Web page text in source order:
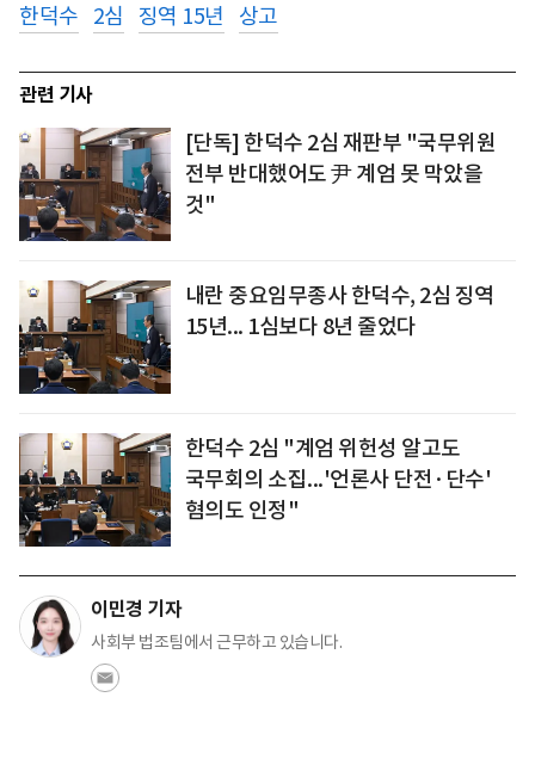
한덕수 2심 징역 15년 상고
관련 기사
[단독] 한덕수 2심 재판부 "국무위원
전부 반대했어도 尹 계엄 못 막았을
것"
내란 중요임무종사 한덕수, 2심 징역
15년... 1심보다 8년 줄었다
한덕수 2심 "계엄 위헌성 알고도
국무회의 소집...'언론사 단전·단수'
혐의도 인정"
이민경 기자
사회부 법조팀에서 근무하고 있습니다.